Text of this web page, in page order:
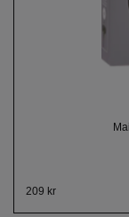
209 kr